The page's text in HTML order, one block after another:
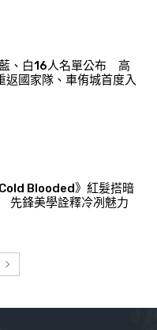
、白16人名單公布 高
返國家隊、車侑城首度入
Blooded》紅髮搭暗
先鋒美學詮釋冷冽魅力